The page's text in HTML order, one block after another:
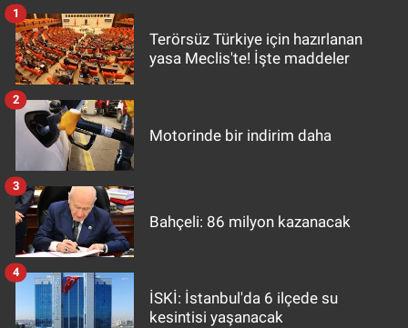
Terörsüz Türkiye için hazırlanan
yasa Meclis'te! İşte maddeler
1
Motorinde bir indirim daha
2
Bahçeli: 86 milyon kazanacak
3
İSKİ: İstanbul'da 6 ilçede su
kesintisi yaşanacak
4